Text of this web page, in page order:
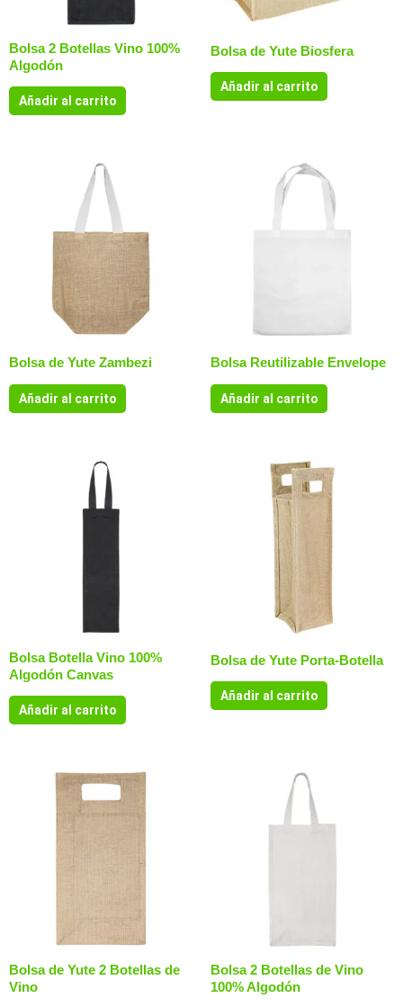
Bolsa 2 Botellas Vino 100%
Algodón
Añadir al carrito
Bolsa de Yute Biosfera
Añadir al carrito
Bolsa de Yute Zambezi
Añadir al carrito
Bolsa Reutilizable Envelope
Añadir al carrito
Bolsa Botella Vino 100%
Algodón Canvas
Añadir al carrito
Bolsa de Yute Porta-Botella
Añadir al carrito
Bolsa de Yute 2 Botellas de
Vino
Bolsa 2 Botellas de Vino
100% Algodón